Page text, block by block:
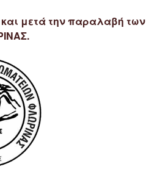
μετά την παραλαβή των